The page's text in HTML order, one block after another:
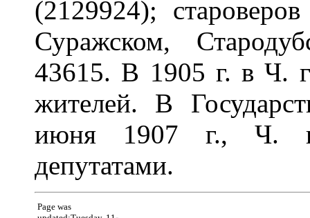
(2129924);
Суражском,
43615. В 1905 г. в Ч.
жителей. В
июня 1907 г., Ч.
депутатами.
Page was